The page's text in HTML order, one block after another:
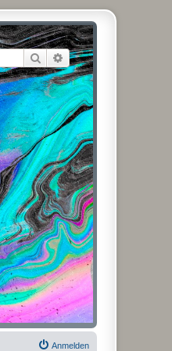
Suche Erweiterte Suche
Anmelden